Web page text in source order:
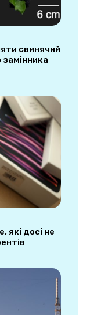
свинячий
замінника
які досі не